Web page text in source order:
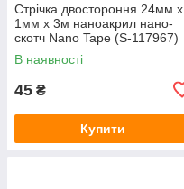
Стрічка двостороння 24мм x
1мм x 3м наноакрил нано-
скотч Nano Tape (S-117967)
В наявності
45 ₴
Купити